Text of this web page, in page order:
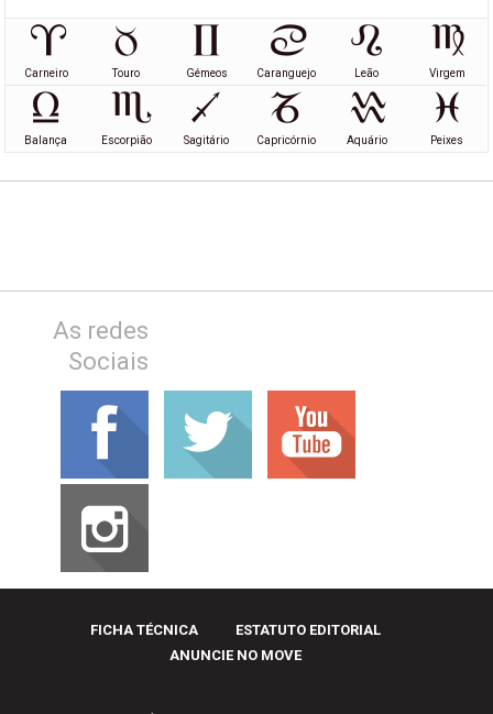
Carneiro Touro Gémeos Caranguejo Leão Virgem
Balança Escorpião Sagitário Capricórnio Aquário Peixes
As redes
Sociais
FICHA TÉCNICA
ESTATUTO EDITORIAL
ANUNCIE NO MOVE